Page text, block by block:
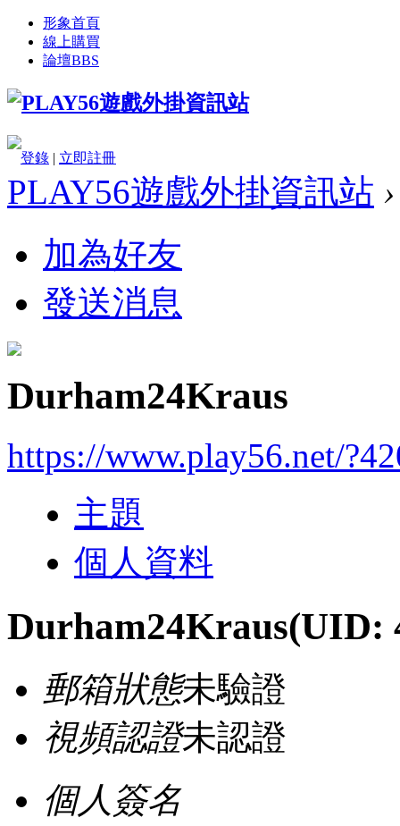
形象首頁
線上購買
論壇BBS
登錄 | 立即註冊
PLAY56遊戲外掛資訊站 ›
加為好友
發送消息
Durham24Kraus
https://www.play56.net/
主題
個人資料
Durham24Kraus(UID:
郵箱狀態未驗證
視頻認證未認證
個人簽名